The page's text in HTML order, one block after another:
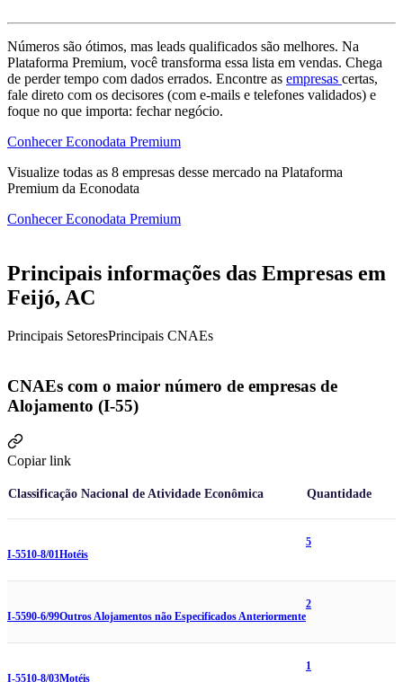
Números são ótimos, mas leads qualificados são melhores. Na
Plataforma Premium, você transforma essa lista em vendas. Chega
de perder tempo com dados errados. Encontre as empresas certas,
fale direto com os decisores (com e-mails e telefones validados) e
foque no que importa: fechar negócio.
Conhecer Econodata Premium
Visualize todas as 8 empresas desse mercado na Plataforma
Premium da Econodata
Conhecer Econodata Premium
Principais informações das Empresas em
Feijó, AC
Principais SetoresPrincipais CNAEs
CNAEs com o maior número de empresas de
Alojamento (I-55)
Copiar link
Classificação Nacional de Atividade Econômica Quantidade
I-5510-8/01Hotéis
5
I-5590-6/99Outros Alojamentos não Especificados Anteriormente
2
I-5510-8/03Motéis
1